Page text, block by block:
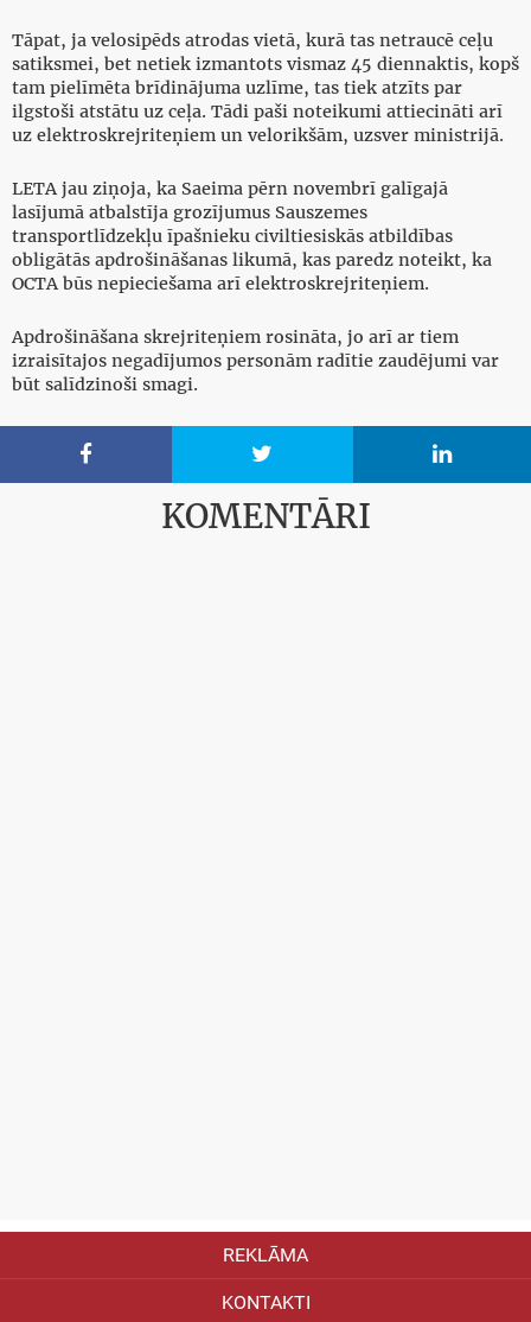
Tāpat, ja velosipēds atrodas vietā, kurā tas netraucē ceļu
satiksmei, bet netiek izmantots vismaz 45 diennaktis, kopš
tam pielīmēta brīdinājuma uzlīme, tas tiek atzīts par
ilgstoši atstātu uz ceļa. Tādi paši noteikumi attiecināti arī
uz elektroskrejriteņiem un velorikšām, uzsver ministrijā.
LETA jau ziņoja, ka Saeima pērn novembrī galīgajā
lasījumā atbalstīja grozījumus Sauszemes
transportlīdzekļu īpašnieku civiltiesiskās atbildības
obligātās apdrošināšanas likumā, kas paredz noteikt, ka
OCTA būs nepieciešama arī elektroskrejriteņiem.
Apdrošināšana skrejriteņiem rosināta, jo arī ar tiem
izraisītajos negadījumos personām radītie zaudējumi var
būt salīdzinoši smagi.
  
KOMENTĀRI
REKLĀMA
KONTAKTI